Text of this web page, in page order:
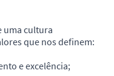
uma cultura
que nos definem:
e excelência;